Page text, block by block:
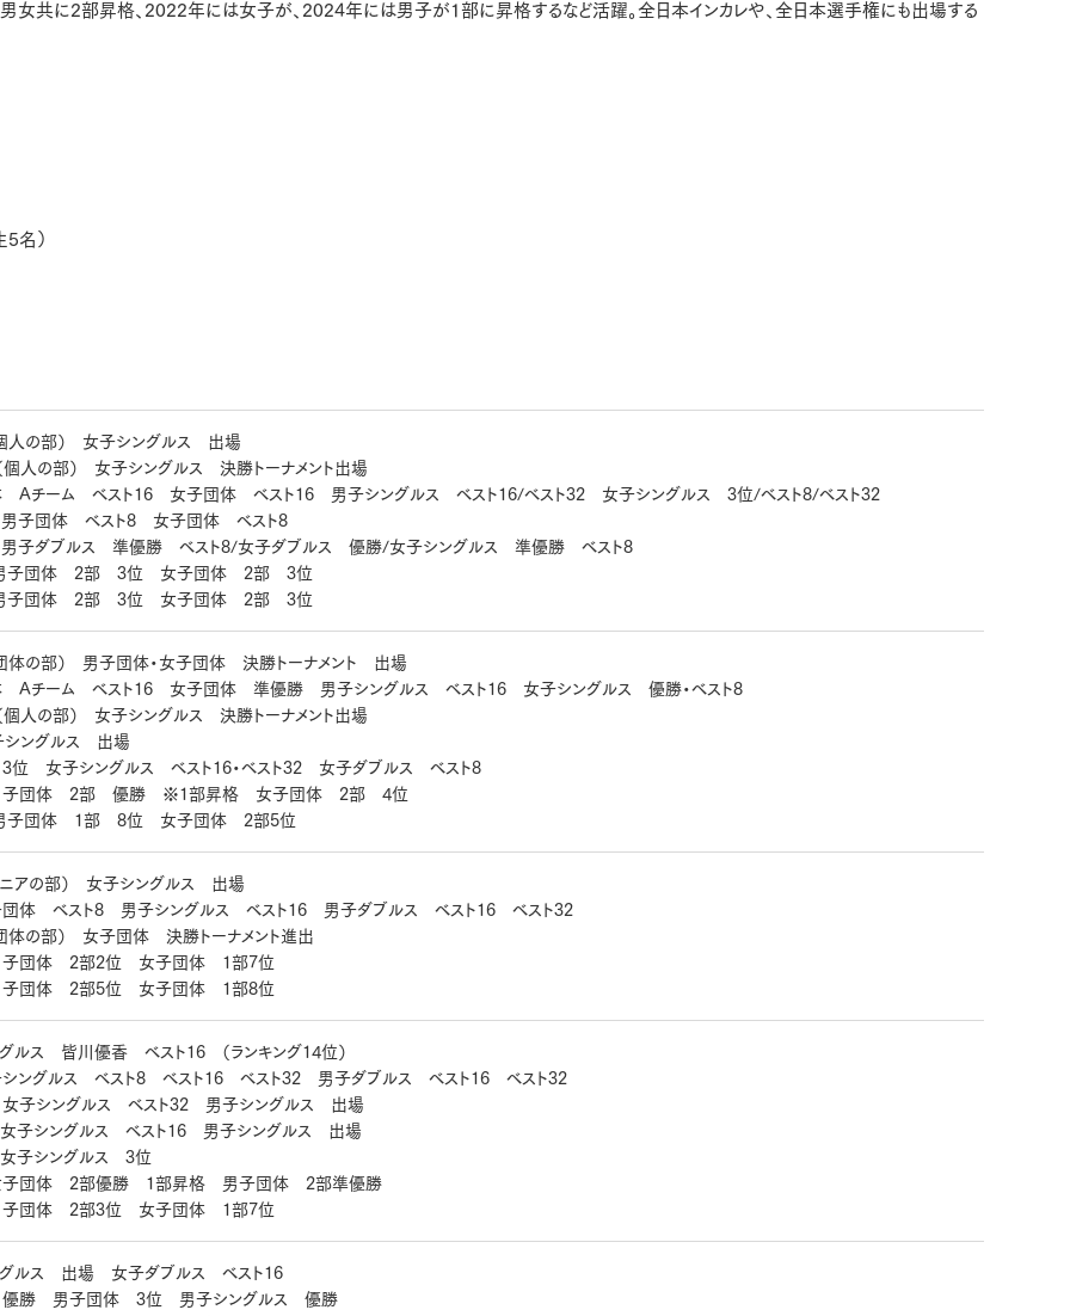
女共に2部昇格、2022年には女子が、2024年には男子が1部に昇格するなど活躍。全日本インカレや、全日本選手権にも出場する
名）
人の部） 女子シングルス 出場
人の部） 女子シングルス 決勝トーナメント出場
Aチーム ベスト16 女子団体 ベスト16 男子シングルス ベスト16/ベスト32 女子シングルス 3位/ベスト8/ベスト32
男子団体 ベスト8 女子団体 ベスト8
男子ダブルス 準優勝 ベスト8/女子ダブルス 優勝/女子シングルス 準優勝 ベスト8
男子団体 2部 3位 女子団体 2部 3位
男子団体 2部 3位 女子団体 2部 3位
体の部） 男子団体・女子団体 決勝トーナメント 出場
Aチーム ベスト16 女子団体 準優勝 男子シングルス ベスト16 女子シングルス 優勝・ベスト8
人の部） 女子シングルス 決勝トーナメント出場
シングルス 出場
女子シングルス ベスト16・ベスト32 女子ダブルス ベスト8
男子団体 2部 優勝 ※1部昇格 女子団体 2部 4位
男子団体 1部 8位 女子団体 2部5位
ニアの部） 女子シングルス 出場
体 ベスト8 男子シングルス ベスト16 男子ダブルス ベスト16 ベスト32
体の部） 女子団体 決勝トーナメント進出
子団体 2部2位 女子団体 1部7位
子団体 2部5位 女子団体 1部8位
ルス 皆川優香 ベスト16 （ランキング14位）
ングルス ベスト8 ベスト16 ベスト32 男子ダブルス ベスト16 ベスト32
子シングルス ベスト32 男子シングルス 出場
子シングルス ベスト16 男子シングルス 出場
子シングルス 3位
子団体 2部優勝 1部昇格 男子団体 2部準優勝
子団体 2部3位 女子団体 1部7位
ルス 出場 女子ダブルス ベスト16
優勝 男子団体 3位 男子シングルス 優勝